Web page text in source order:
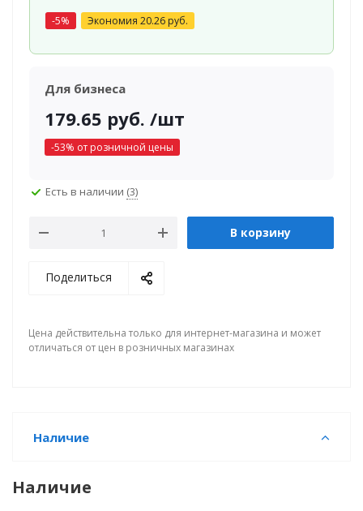
-5% Экономия 20.26руб.
Для бизнеса
179.65 руб. /шт
-53% от розничной цены
Есть в наличии (3)
В корзину
Поделиться
Цена действительна только для интернет-магазина и может
отличаться от цен в розничных магазинах
Наличие
Наличие